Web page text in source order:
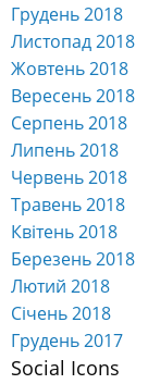
Грудень 2018
Листопад 2018
Жовтень 2018
Вересень 2018
Серпень 2018
Липень 2018
Червень 2018
Травень 2018
Квітень 2018
Березень 2018
Лютий 2018
Січень 2018
Грудень 2017
Social Icons